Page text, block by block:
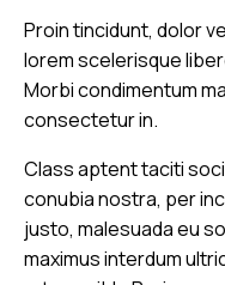
Proin tincidunt, dolor
lorem scelerisque
Morbi condimentum
consectetur in.
Class aptent taciti
conubia nostra, per
justo, malesuada eu
maximus interdum